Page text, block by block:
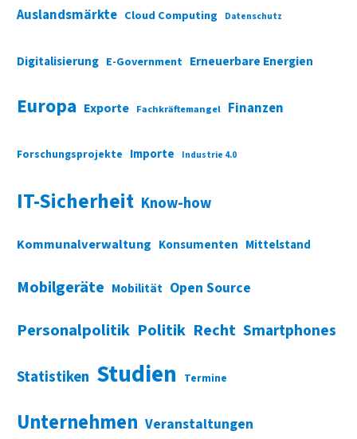
Auslandsmärkte Cloud Computing Datenschutz
Digitalisierung E-Government Erneuerbare Energien
Europa Exporte Fachkräftemangel Finanzen
Forschungsprojekte Importe Industrie 4.0
IT-Sicherheit Know-how
Kommunalverwaltung Konsumenten Mittelstand
Mobilgeräte Mobilität Open Source
Personalpolitik Politik Recht Smartphones
Statistiken Studien Termine
Unternehmen Veranstaltungen